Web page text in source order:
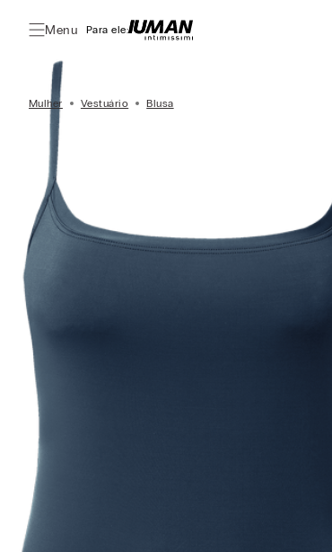
Menu Para ele:
Mulher Vestuário Blusa